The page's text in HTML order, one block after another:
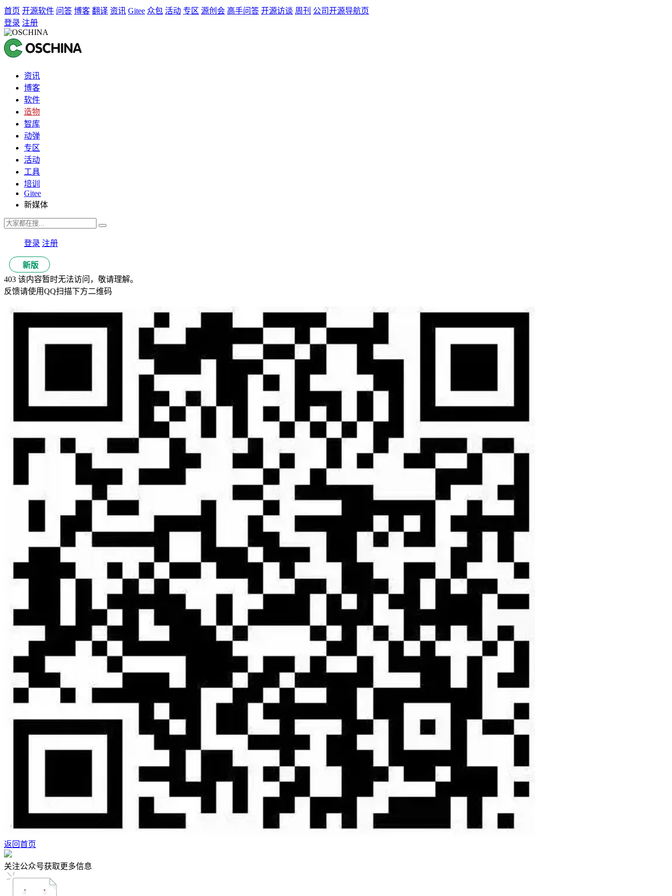
首页 开源软件 问答 博客 翻译 资讯 Gitee 众包 活动 专区 源创会 高手问答 开源访谈 周刊 公司开源导航页
登录 注册
资讯
博客
软件
造物
智库
动弹
专区
活动
工具
培训
Gitee
新媒体
登录 注册
新版
403 该内容暂时无法访问，敬请理解。
反馈请使用QQ扫描下方二维码
返回首页
关注公众号获取更多信息